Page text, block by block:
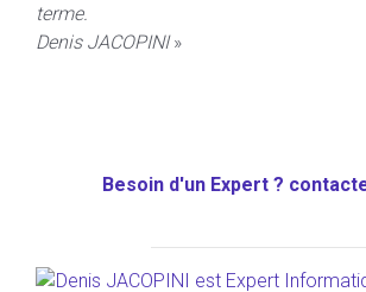
terme.
Denis JACOPINI»
Besoin d'un Expert ?